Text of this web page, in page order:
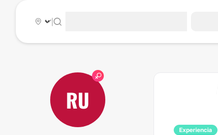
|
RU
Experiencia